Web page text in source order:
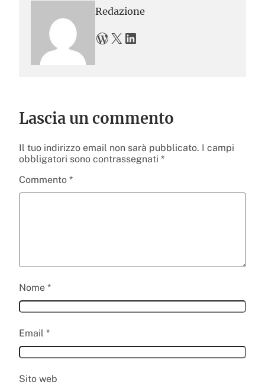
Redazione
WordPress X LinkedIn
Lascia un commento
Il tuo indirizzo email non sarà pubblicato. I campi
obbligatori sono contrassegnati *
Commento *
Nome *
Email *
Sito web